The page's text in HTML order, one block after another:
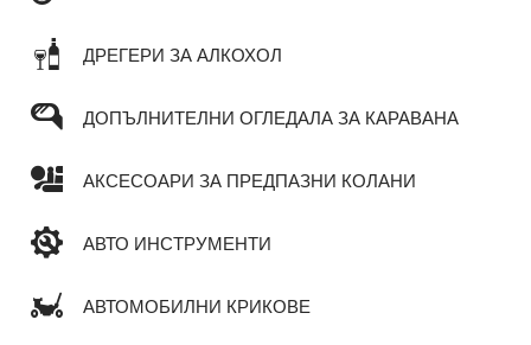
ДРЕГЕРИ ЗА АЛКОХОЛ
ДОПЪЛНИТЕЛНИ ОГЛЕДАЛА ЗА КАРАВАНА
АКСЕСОАРИ ЗА ПРЕДПАЗНИ КОЛАНИ
АВТО ИНСТРУМЕНТИ
АВТОМОБИЛНИ КРИКОВЕ